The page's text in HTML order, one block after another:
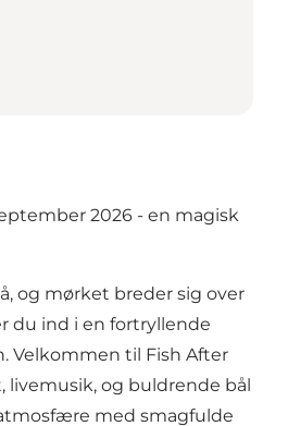
2026 - en magisk
og mørket breder sig over
du ind i en fortryllende
Velkommen til Fish After
livemusik, og buldrende bål
med smagfulde